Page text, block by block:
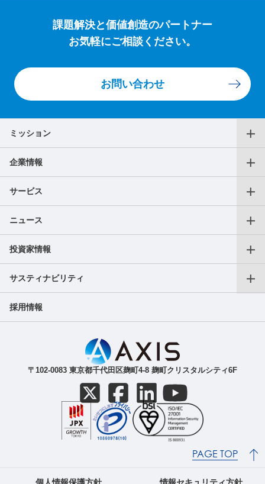
課題解決と価値創造のパートナー
お気軽にご相談ください。
お問い合わせ
ミッション
代表メッセージ
企業情報
役員一覧
沿革
アクセス
サービス
仕事をお探しの個人の方
転職支援サービス
フリーランス向けサービス
副業サービス
ご人材をお探しの法人の方
導入事例
ニュース
プレスリリース
AXIS Insights
投資家情報
会長CEOご挨拶
成長戦略
IR最新ニュース（適時開示等）
IR関連資料（決算短信等）
株主・株式関連
サスティナビリティ
SDGｓへの取り組み
採用情報
〒102-0083 東京都千代田区麹町4-8 麹町クリスタルシティ6F
個人情報保護方針 情報セキュリティ方針
PAGE TOP